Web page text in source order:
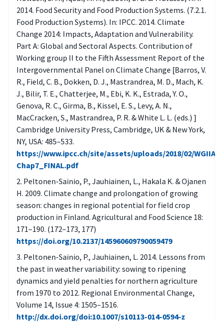
2014. Food Security and Food Production Systems. (7.2.1.
Food Production Systems). In: IPCC. 2014. Climate
Change 2014: Impacts, Adaptation and Vulnerability.
Part A: Global and Sectoral Aspects. Contribution of
Working group II to the Fifth Assessment Report of the
Intergovernmental Panel on Climate Change [Barros, V.
R., Field, C. B., Dokken, D. J., Mastrandrea, M. D., Mach, K.
J., Bilir, T. E., Chatterjee, M., Ebi, K. K., Estrada, Y. O.,
Genova, R. C., Girma, B., Kissel, E. S., Levy, A. N.,
MacCracken, S., Mastrandrea, P. R. & White L. L. (eds.) ]
Cambridge University Press, Cambridge, UK & New York,
NY, USA: 485–533.
https://www.ipcc.ch/site/assets/uploads/2018/02/
Chap7_FINAL.pdf
Peltonen-Sainio, P., Jauhiainen, L., Hakala K. & Ojanen
H. 2009. Climate change and prolongation of growing
season: changes in regional potential for field crop
production in Finland. Agricultural and Food Science 18:
171–190. (172–173, 177)
https://doi.org/10.2137/145960609790059479
Peltonen-Sainio, P., Jauhiainen, L. 2014. Lessons from
the past in weather variability: sowing to ripening
dynamics and yield penalties for northern agriculture
from 1970 to 2012. Regional Environmental Change,
Volume 14, Issue 4: 1505–1516.
http://dx.doi.org/doi:10.1007/s10113-014-0594-z